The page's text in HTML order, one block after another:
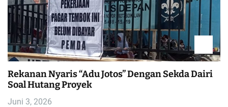
s
i
p
o
s
Rekanan Nyaris “Adu Jotos” Dengan Sekda Dairi
Soal Hutang Proyek
Juni 3, 2026